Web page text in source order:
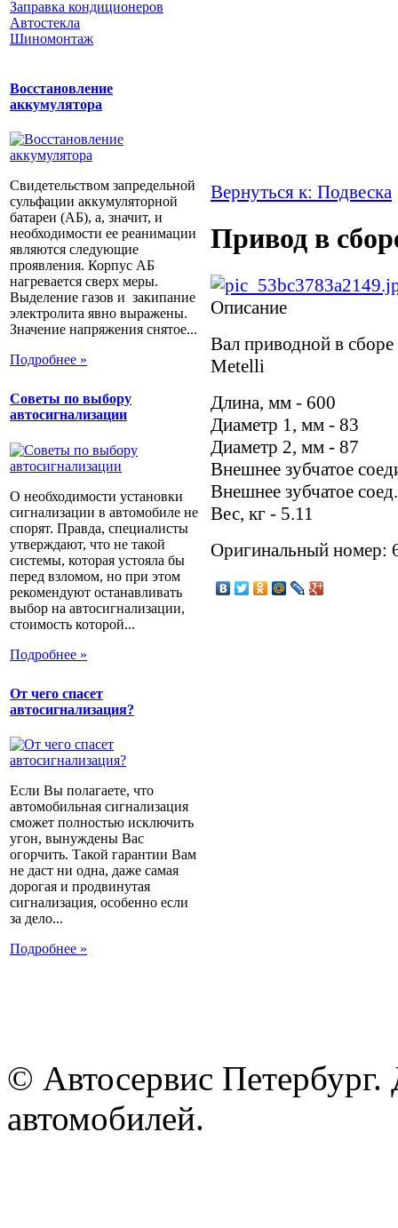
Заправка кондиционеров
Автостекла
Шиномонтаж
Восстановление
аккумулятора
Свидетельством запредельной
сульфации аккумуляторной
батареи (АБ), а, значит, и
необходимости ее реанимации
являются следующие
проявления. Корпус АБ
нагревается сверх меры.
Выделение газов и закипание
электролита явно выражены.
Значение напряжения снятое...
Подробнее »
Советы по выбору
автосигнализации
О необходимости установки
сигнализации в автомобиле не
спорят. Правда, специалисты
утверждают, что не такой
системы, которая устояла бы
перед взломом, но при этом
рекомендуют останавливать
выбор на автосигнализации,
стоимость которой...
Подробнее »
От чего спасет
автосигнализация?
Если Вы полагаете, что
автомобильная сигнализация
сможет полностью исключить
угон, вынуждены Вас
огорчить. Такой гарантии Вам
не даст ни одна, даже самая
дорогая и продвинутая
сигнализация, особенно если
за дело...
Подробнее »
Вернуться к: Подвеска
Привод в
Описание
Вал приводной в
Metelli
Длина, мм - 600
Диаметр 1, мм - 83
Диаметр 2, мм - 87
Внешнее зубчатое
Внешнее зубчатое
Вес, кг - 5.11
Оригинальный номер:
© Автосервис
автомобилей.